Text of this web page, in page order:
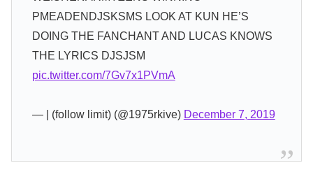
PMEADENDJSKSMS LOOK AT KUN HE’S
DOING THE FANCHANT AND LUCAS KNOWS
THE LYRICS DJSJSM
pic.twitter.com/7Gv7x1PVmA
— | (follow limit) (@1975rkive) December 7, 2019